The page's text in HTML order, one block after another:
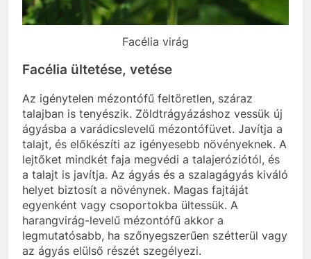
Facélia virág
Facélia ültetése, vetése
Az igénytelen mézontófű feltöretlen, száraz
talajban is tenyészik. Zöldtrágyázáshoz vessük új
ágyásba a varádicslevelű mézontófüvet. Javítja a
talajt, és előkészíti az igényesebb növényeknek. A
lejtőket mindkét faja megvédi a talajeróziótól, és
a talajt is javítja. Az ágyás és a szalagágyás kiváló
helyet biztosít a növénynek. Magas fajtáját
egyenként vagy csoportokba ültessük. A
harangvirág-levelű mézontófű akkor a
legmutatósabb, ha szőnyegszerűen szétterül vagy
az ágyás elülső részét szegélyezi.